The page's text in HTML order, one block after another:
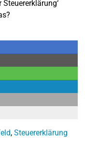
, Steuererklärung